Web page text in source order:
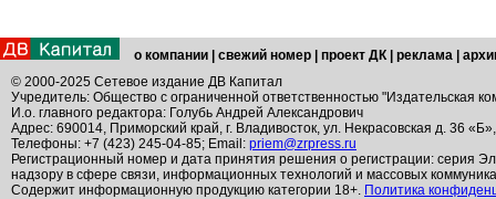
о компании свежий номер проект ДК реклама
© 2000-2025 Сетевое издание ДВ Капитал
Учредитель: Общество с ограниченной ответственностью "Издательская
И.о. главного редактора: Голубь Андрей Александрович
Адрес: 690014, Приморский край, г. Владивосток, ул. Некрасовская д. 36
Телефоны: +7 (423) 245-04-85; Email: priem@zrpress.ru
Регистрационный номер и дата принятия решения о регистрации: серия
надзору в сфере связи, информационных технологий и массовых
Содержит информационную продукцию категории 18+. Политика